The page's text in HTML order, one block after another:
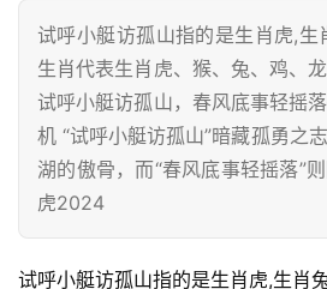
试呼小艇访孤山指的是生肖虎,生
生肖代表生肖虎、猴、兔、鸡、
试呼小艇访孤山，春风底事轻摇
机 “试呼小艇访孤山”暗藏孤勇之
湖的傲骨，而“春风底事轻摇落”
虎2024
试呼小艇访孤山指的是生肖虎,生肖